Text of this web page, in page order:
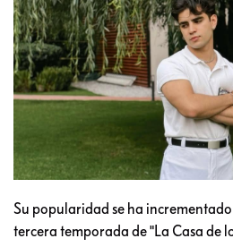
Su popularidad se ha
tercera temporada de "La Casa de